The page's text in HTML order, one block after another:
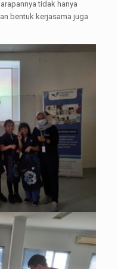
tidak hanya
bentuk kerjasama juga